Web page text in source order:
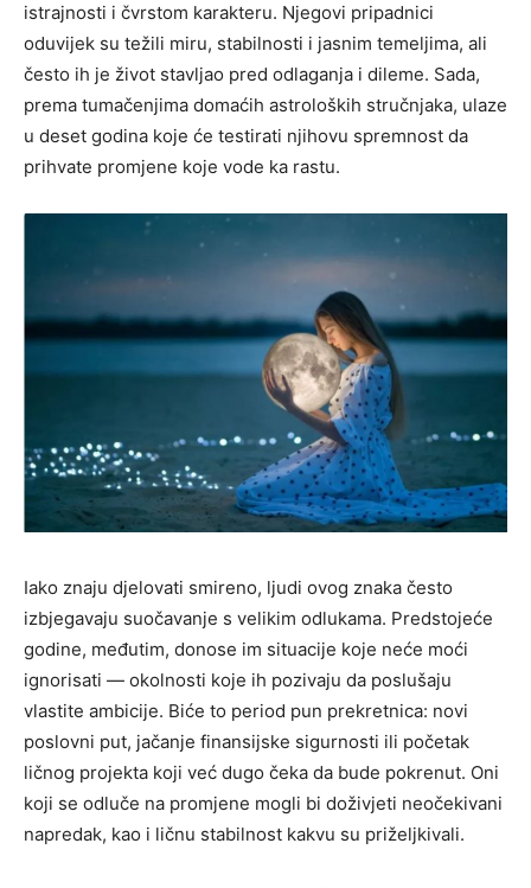
istrajnosti i čvrstom karakteru. Njegovi pripadnici
oduvijek su težili miru, stabilnosti i jasnim temeljima, ali
često ih je život stavljao pred odlaganja i dileme. Sada,
prema tumačenjima domaćih astroloških stručnjaka, ulaze
u deset godina koje će testirati njihovu spremnost da
prihvate promjene koje vode ka rastu.
Iako znaju djelovati smireno, ljudi ovog znaka često
izbjegavaju suočavanje s velikim odlukama. Predstojeće
godine, međutim, donose im situacije koje neće moći
ignorisati — okolnosti koje ih pozivaju da poslušaju
vlastite ambicije. Biće to period pun prekretnica: novi
poslovni put, jačanje finansijske sigurnosti ili početak
ličnog projekta koji već dugo čeka da bude pokrenut. Oni
koji se odluče na promjene mogli bi doživjeti neočekivani
napredak, kao i ličnu stabilnost kakvu su priželjkivali.